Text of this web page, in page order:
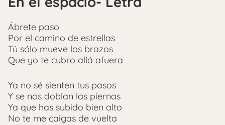
Ábrete paso
Por el camino de estrellas
Tú sólo mueve los brazos
Que yo te cubro allá afuera
Ya no sé sienten tus pasos
Y se nos doblan las piernas
Ya que has subido bien alto
No te me caigas de vuelta